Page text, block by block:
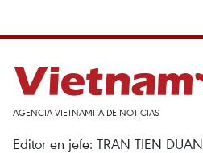
AGENCIA VIETNAMITA DE NOTICIAS
Editor en jefe: TRAN TIEN DUAN